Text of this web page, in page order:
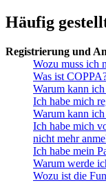
Häufig
Registrierung und
Wozu muss ich
Was ist
Warum kann
Ich habe mich
Warum kann
Ich habe mich
nicht mehr
Ich habe mein
Warum werde
Wozu ist die